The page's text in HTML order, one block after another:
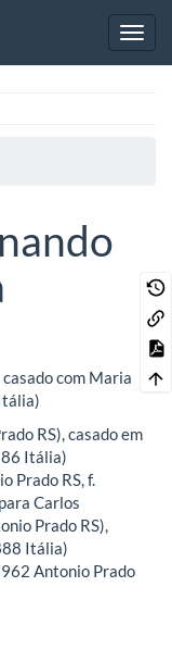
com Maria
RS), casado em
Itália)
Prado RS, f.
Carlos
Prado RS),
Itália)
Antonio Prado